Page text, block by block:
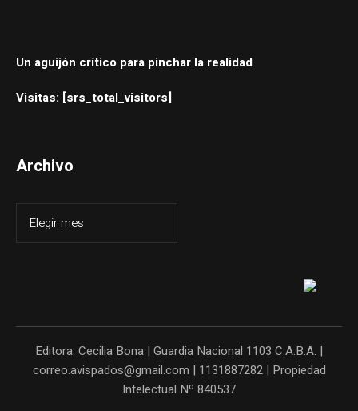
Un aguijón crítico para pinchar la realidad
Visitas: [srs_total_visitors]
Archivo
Editora: Cecilia Bona | Guardia Nacional 1103 C.A.B.A. |
correo.avispados@gmail.com | 1131887282 | Propiedad
Intelectual Nº 840537